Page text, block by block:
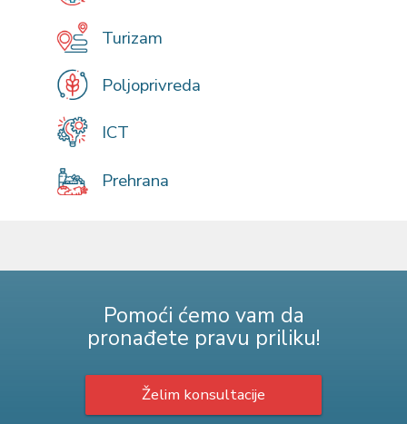
Turizam
Poljoprivreda
ICT
Prehrana
Pomoći ćemo vam da
pronađete pravu priliku!
Želim konsultacije